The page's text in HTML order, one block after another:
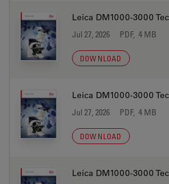
Leica DM1000-3000
Jul 27, 2026 PDF, 4 MB
DOWNLOAD
Leica DM1000-3000
Jul 27, 2026 PDF, 4 MB
DOWNLOAD
Leica DM1000-3000